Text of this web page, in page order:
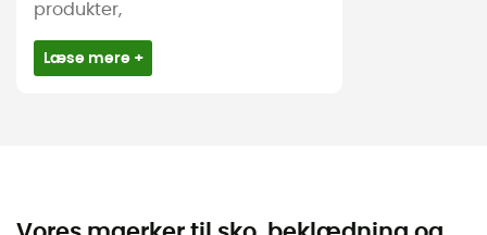
produkter,
Læse mere +